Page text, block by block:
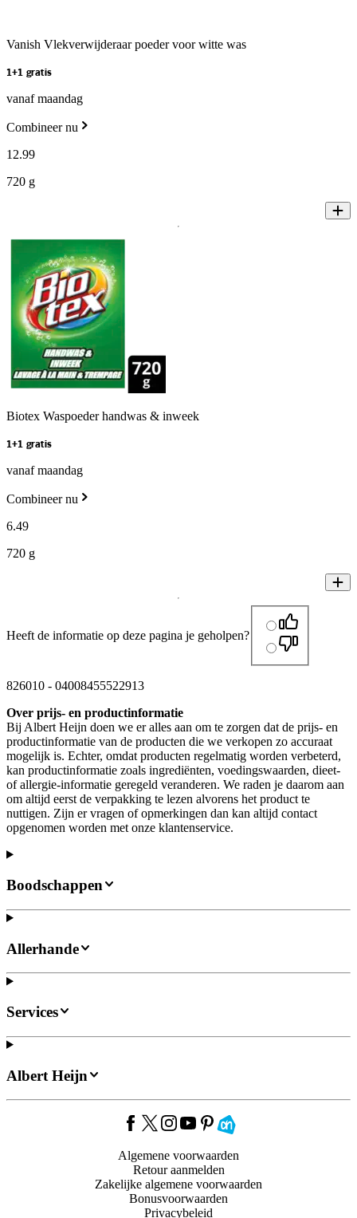
Vanish Vlekverwijderaar poeder voor witte was
1+1 gratis
vanaf maandag
Combineer nu
12.99
720 g
Biotex Waspoeder handwas & inweek
1+1 gratis
vanaf maandag
Combineer nu
6.49
720 g
Heeft de informatie op deze pagina je geholpen?
826010 - 04008455522913
Over prijs- en productinformatie
Bij Albert Heijn doen we er alles aan om te zorgen dat de prijs- en
productinformatie van de producten die we verkopen zo accuraat
mogelijk is. Echter, omdat producten regelmatig worden verbeterd,
kan productinformatie zoals ingrediënten, voedingswaarden, dieet-
of allergie-informatie geregeld veranderen. We raden je daarom aan
om altijd eerst de verpakking te lezen alvorens het product te
nuttigen. Zijn er vragen of opmerkingen dan kan altijd contact
opgenomen worden met onze klantenservice.
Boodschappen
Allerhande
Services
Albert Heijn
Algemene voorwaarden
Retour aanmelden
Zakelijke algemene voorwaarden
Bonusvoorwaarden
Privacybeleid